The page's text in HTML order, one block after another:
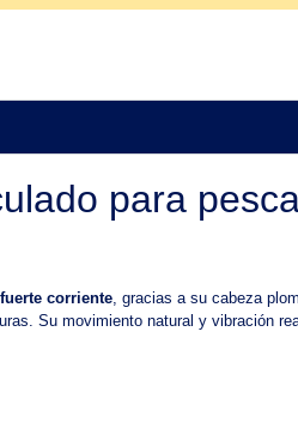
para
corriente, gracias a su cabeza
Su movimiento natural y vibración